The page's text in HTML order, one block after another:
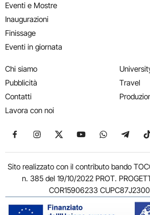
Eventi e Mostre
Inaugurazioni
Finissage
Eventi in giornata
Chi siamo
Pubblicità
Contatti
Lavora con noi
Travel
Seguici su Facebook
Seguici su Instagram
Seguici su X
Seguici suSeguici su
Sito realizzato con il contributo bando
n. 385 del 19/10/2022 PROT.
COR15906233